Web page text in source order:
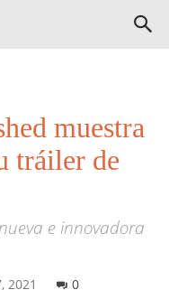
muestra
tráiler de
e innovadora
2021 0